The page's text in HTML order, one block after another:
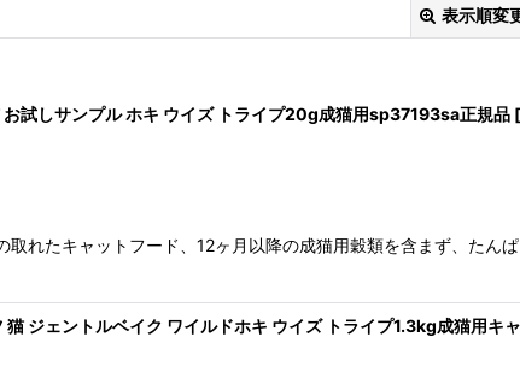
表示順変
絞り込む
試しサンプル ホキ ウイズ トライプ20g成猫用sp37193sa正規品 [
れたキャットフード、12ヶ月以降の成猫用穀類を含まず、たん
ジェントルベイク ワイルドホキ ウイズ トライプ1.3kg成猫用キ